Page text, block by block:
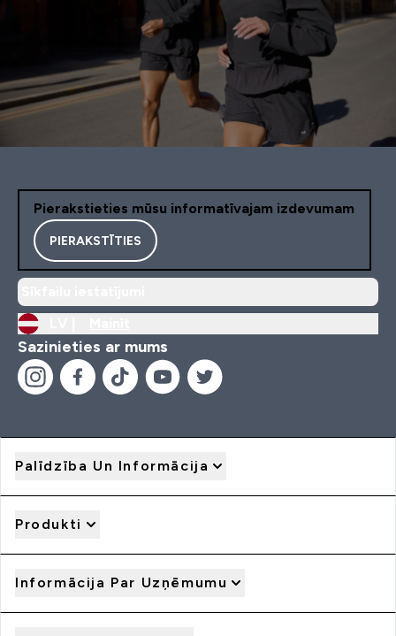
Pierakstieties mūsu informatīvajam izdevumam
PIERAKSTĪTIES
Sazinieties ar mums
Palīdzība Un Informācija
Produkti
Informācija Par Uzņēmumu